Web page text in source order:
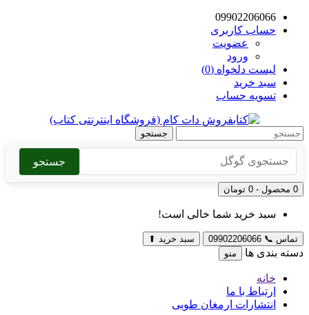
09902206066
حساب کاربری
عضویت
ورود
لیست دلخواه (0)
سبد خرید
تسویه حساب
جستجو
جستجو
0 محصول - 0 تومان
سبد خرید شما خالی است!
تماس 📞
09902206066 سبد خرید ⬆
دسته بندی ها منو
خانه
ارتباط با ما
انتشارات ارمغان طوبی